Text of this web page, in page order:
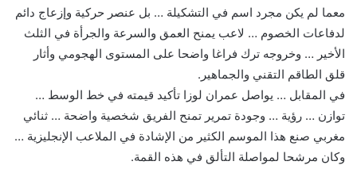
معما لم يكن مجرد اسم في التشكيلة … بل عنصر حركية وإزعاج دائم
لدفاعات الخصوم … لاعب يمنح العمق والسرعة والجرأة في الثلث
الأخير … وخروجه ترك فراغا واضحا على المستوى الهجومي وأثار
قلق الطاقم التقني والجماهير.
في المقابل … يواصل عمران لوزا تأكيد قيمته في خط الوسط …
توازن … رؤية … وجودة تمرير تمنح الفريق شخصية واضحة … ثنائي
مغربي صنع هذا الموسم الكثير من الإشادة في الملاعب الإنجليزية …
وكان مرشحا لمواصلة التألق في هذه القمة.